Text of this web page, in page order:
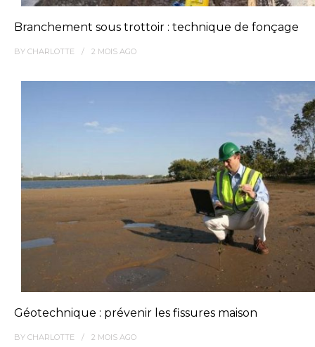
Branchement sous trottoir : technique de fonçage
BY CHARLOTTE 2 MOIS AGO
Géotechnique : prévenir les fissures maison
BY CHARLOTTE 2 MOIS AGO